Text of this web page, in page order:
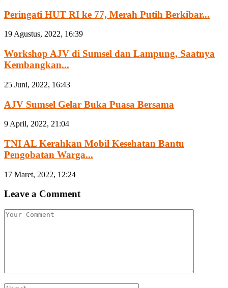
Peringati HUT RI ke 77, Merah Putih Berkibar...
19 Agustus, 2022, 16:39
Workshop AJV di Sumsel dan Lampung, Saatnya
Kembangkan...
25 Juni, 2022, 16:43
AJV Sumsel Gelar Buka Puasa Bersama
9 April, 2022, 21:04
TNI AL Kerahkan Mobil Kesehatan Bantu
Pengobatan Warga...
17 Maret, 2022, 12:24
Leave a Comment